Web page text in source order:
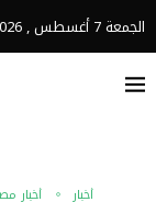
الجمعة 7 أغسطس , 2026
أخبار أخبار